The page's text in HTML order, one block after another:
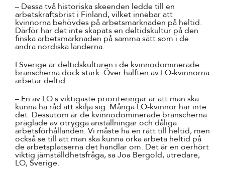
– Dessa två historiska skeenden ledde till en
arbetskraftsbrist i Finland, vilket innebar att
kvinnorna behövdes på arbetsmarknaden på heltid.
Därför har det inte skapats en deltidskultur på den
finska arbetsmarknaden på samma sätt som i de
andra nordiska länderna.
I Sverige är deltidskulturen i de kvinnodominerade
branscherna dock stark. Över hälften av LO-kvinnorna
arbetar deltid.
– En av LO:s viktigaste prioriteringar är att man ska
kunna ha råd att skilja sig. Många LO-kvinnor har inte
det. Dessutom är de kvinnodominerade branscherna
präglade av otrygga anställningar och dåliga
arbetsförhållanden. Vi måste ha en rätt till heltid, men
också se till att man ska kunna orka arbeta heltid på
de arbetsplatserna det handlar om. Det är en oerhört
viktig jämställdhetsfråga, sa Joa Bergold, utredare,
LO, Sverige.